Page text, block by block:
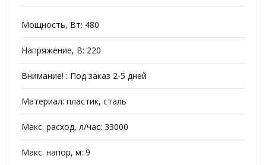
Мощность, Вт: 480
Напряжение, В: 220
Внимание! : Под заказ 2-5 дней
Материал: пластик, сталь
Макс. расход, л/час: 33000
Макс. напор, м: 9